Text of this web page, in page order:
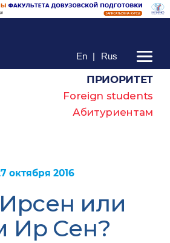
En | Rus
ПРИОРИТЕТ
Foreign students
Абитуриентам
октября 2016
или
Ир Сен?